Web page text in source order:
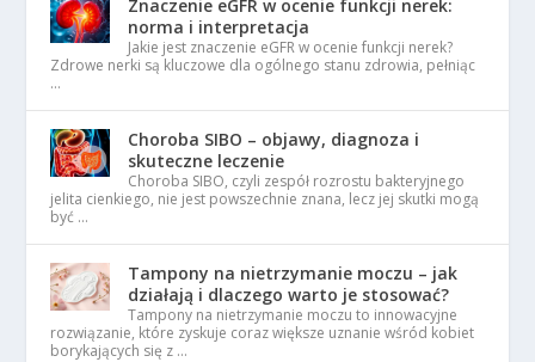
Znaczenie eGFR w ocenie funkcji nerek:
norma i interpretacja
Jakie jest znaczenie eGFR w ocenie funkcji nerek?
Zdrowe nerki są kluczowe dla ogólnego stanu zdrowia, pełniąc
…
Choroba SIBO – objawy, diagnoza i
skuteczne leczenie
Choroba SIBO, czyli zespół rozrostu bakteryjnego
jelita cienkiego, nie jest powszechnie znana, lecz jej skutki mogą
być …
Tampony na nietrzymanie moczu – jak
działają i dlaczego warto je stosować?
Tampony na nietrzymanie moczu to innowacyjne
rozwiązanie, które zyskuje coraz większe uznanie wśród kobiet
borykających się z …